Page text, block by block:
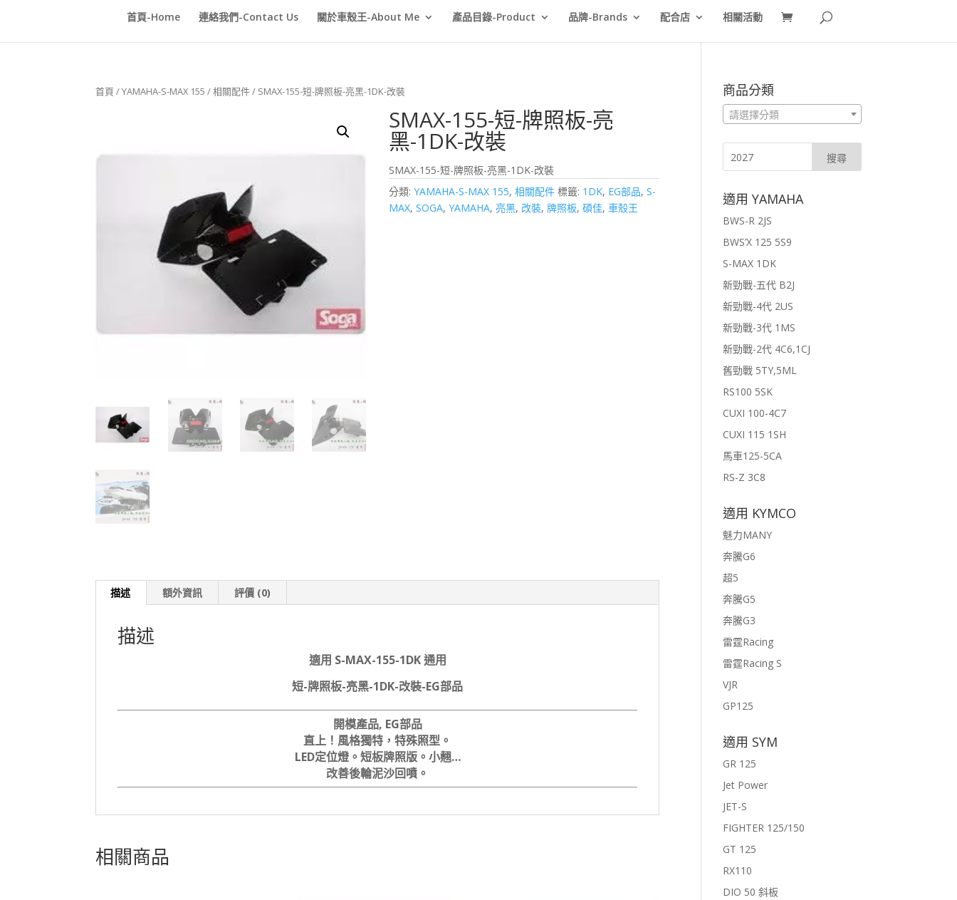
首頁-Home 連絡我們-Contact Us 關於車殼王-About Me 產品目錄-Product 品牌-Brands 配合店 相關活動
首頁 /YAMAHA-S-MAX 155 /相關配件/ SMAX-155-短-牌照板-亮黑-1DK-改裝
SMAX-155-短-牌照板-亮
黑-1DK-改裝
SMAX-155-短-牌照板-亮黑-1DK-改裝
分類:YAMAHA-S-MAX 155,相關配件 標籤: 1DK, EG部品,S-
MAX,SOGA,YAMAHA,亮黑, 改裝, 牌照板,碩佳, 車殼王
描述 額外資訊 評價 (0)
描述
適用 S-MAX-155-1DK 通用
短-牌照板-亮黑-1DK-改裝-EG部品
開模產品, EG部品
直上！風格獨特，特殊照型。
LED定位燈。 短板牌照版。小翹…
改善後輪泥沙回噴。
相關商品
商品分類
請選擇分類
適用 YAMAHA
BWS-R 2JS
BWS’X 125 5S9
S-MAX 1DK
新勁戰-五代 B2J
新勁戰-4代 2US
新勁戰-3代 1MS
新勁戰-2代 4C6,1CJ
舊勁戰 5TY,5ML
RS100 5SK
CUXI 100-4C7
CUXI 115 1SH
馬車125-5CA
RS-Z 3C8
適用 KYMCO
魅力MANY
奔騰G6
超5
奔騰G5
奔騰G3
雷霆Racing
雷霆Racing S
VJR
GP125
適用 SYM
GR 125
Jet Power
JET-S
FIGHTER 125/150
GT 125
RX110
DIO 50 斜板